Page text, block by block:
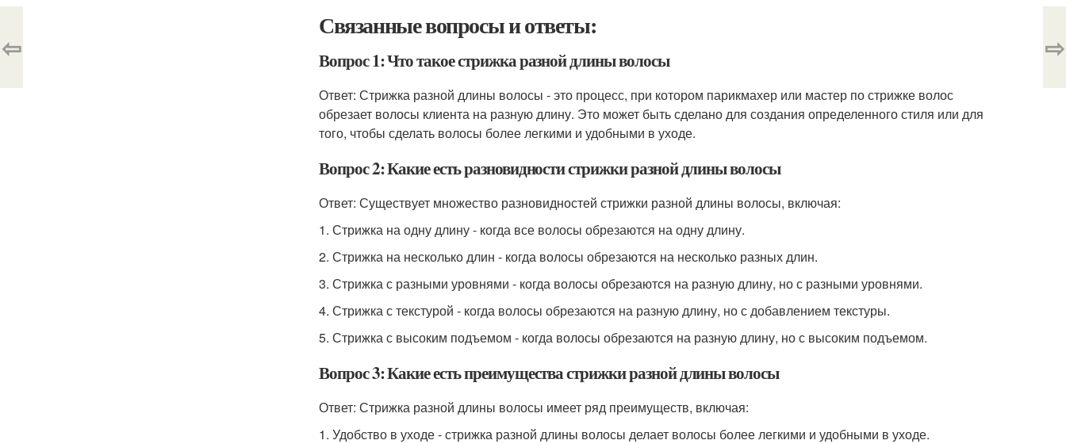
Связанные вопросы и ответы:
Вопрос 1: Что такое стрижка разной длины волосы
Ответ: Стрижка разной длины волосы - это процесс, при котором парикмахер или мастер по стрижке волос
обрезает волосы клиента на разную длину. Это может быть сделано для создания определенного стиля или для
того, чтобы сделать волосы более легкими и удобными в уходе.
Вопрос 2: Какие есть разновидности стрижки разной длины волосы
Ответ: Существует множество разновидностей стрижки разной длины волосы, включая:
1. Стрижка на одну длину - когда все волосы обрезаются на одну длину.
2. Стрижка на несколько длин - когда волосы обрезаются на несколько разных длин.
3. Стрижка с разными уровнями - когда волосы обрезаются на разную длину, но с разными уровнями.
4. Стрижка с текстурой - когда волосы обрезаются на разную длину, но с добавлением текстуры.
5. Стрижка с высоким подъемом - когда волосы обрезаются на разную длину, но с высоким подъемом.
Вопрос 3: Какие есть преимущества стрижки разной длины волосы
Ответ: Стрижка разной длины волосы имеет ряд преимуществ, включая:
1. Удобство в уходе - стрижка разной длины волосы делает волосы более легкими и удобными в уходе.
⇦ ⇨